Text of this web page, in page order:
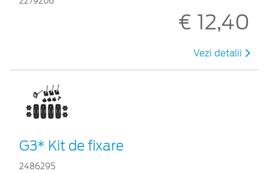
€ 12,40
Vezi detalii
G3* Kit de fixare
2486295